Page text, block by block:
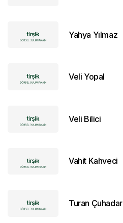
Yahya Yılmaz
Veli Yopal
Veli Bilici
Vahit Kahveci
Turan Çuhadar